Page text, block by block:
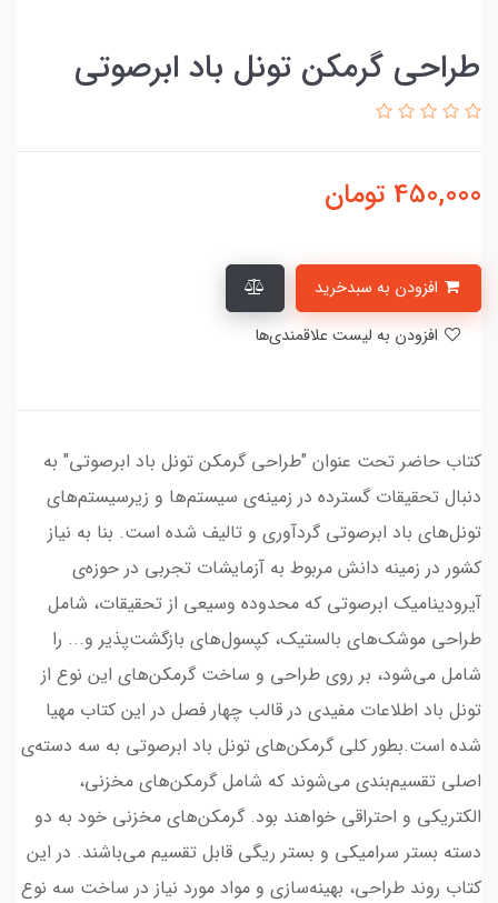
طراحی گرمکن تونل باد ابرصوتی
450,000 تومان
کتاب حاضر تحت عنوان "طراحی گرمکن تونل باد ابرصوتی" به
دنبال تحقیقات گسترده در زمینه‌ی سیستم‌ها و زیرسیستم‌های
تونل‌های باد ابرصوتی گردآوری و تالیف شده است. بنا به نیاز
کشور در زمینه‌ دانش مربوط به آزمایشات تجربی در حوزه‌ی
آیرودینامیک ابرصوتی که محدوده‌ وسیعی از تحقیقات، شامل
طراحی موشک‌های بالستیک، کپسول‌های بازگشت‌پذیر و... را
شامل می‌شود، بر روی طراحی و ساخت گرمکن‌های این نوع از
تونل باد اطلاعات مفیدی در قالب چهار فصل در این کتاب مهیا
شده است.بطور کلی گرمکن‌های تونل باد ابرصوتی به سه دسته‌ی
اصلی تقسیم‌بندی می‌شوند که شامل گرمکن‌‌های مخزنی،
الکتریکی و احتراقی خواهند بود. گرمکن‌های مخزنی خود به دو
دسته‌ بستر سرامیکی و بستر ریگی قابل تقسیم می‌باشند. در این
کتاب روند طراحی، بهینه‌سازی و مواد مورد نیاز در ساخت سه نوع